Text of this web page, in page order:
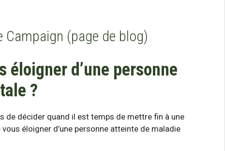
(page de blog)
éloigner d’une personne
?
de décider quand il est temps de mettre fin à une
éloigner d’une personne atteinte de maladie